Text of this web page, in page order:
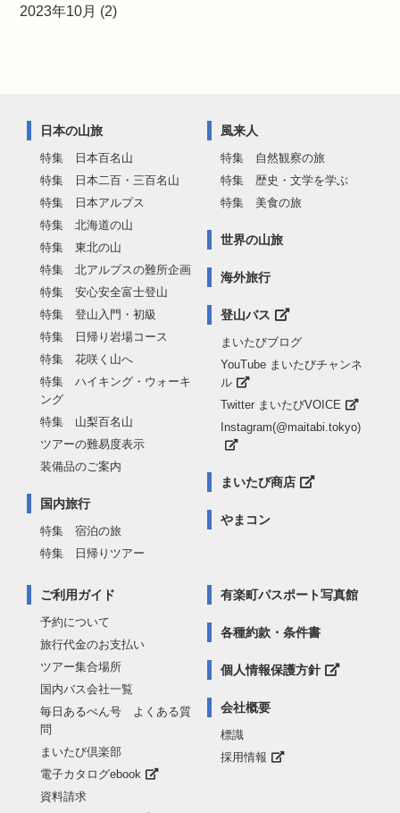
2023年10月 (2)
日本の山旅
特集 日本百名山
特集 日本二百・三百名山
特集 日本アルプス
特集 北海道の山
特集 東北の山
特集 北アルプスの難所企画
特集 安心安全富士登山
特集 登山入門・初級
特集 日帰り岩場コース
特集 花咲く山へ
特集 ハイキング・ウォーキ
ング
特集 山梨百名山
ツアーの難易度表示
装備品のご案内
国内旅行
特集 宿泊の旅
特集 日帰りツアー
風来人
特集 自然観察の旅
特集 歴史・文学を学ぶ
特集 美食の旅
世界の山旅
海外旅行
登山バス
まいたびブログ
YouTube まいたびチャンネ
ル
Twitter まいたびVOICE
Instagram(@maitabi.tokyo)
まいたび商店
やまコン
ご利用ガイド
予約について
旅行代金のお支払い
ツアー集合場所
国内バス会社一覧
毎日あるぺん号 よくある質
問
まいたび倶楽部
電子カタログebook
資料請求
有楽町パスポート写真館
各種約款・条件書
個人情報保護方針
会社概要
標識
採用情報